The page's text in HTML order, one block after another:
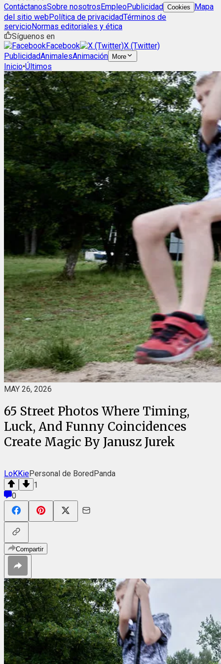
ContáctanosSobre nosotrosEmpleoPublicidad Cookies
Mapa
del sitio webPolítica de privacidadTérminos de
servicioNormas editoriales y ética
Síguenos en
Facebook
X (Twitter)
PublicidadAnimalesAnimación More
Inicio•Últimos
MAY 26, 2026
65 Street Photos Where Timing,
Luck, And Funny Coincidences
Create Magic By Janusz Jurek
LoKKiePersonal de BoredPanda
1
0
Compartir